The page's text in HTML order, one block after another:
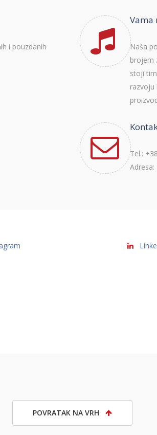
i pouzdanih
Vama
Naša
brojem
stoji
razvoju
Tel.:
POVRATAK NA VRH